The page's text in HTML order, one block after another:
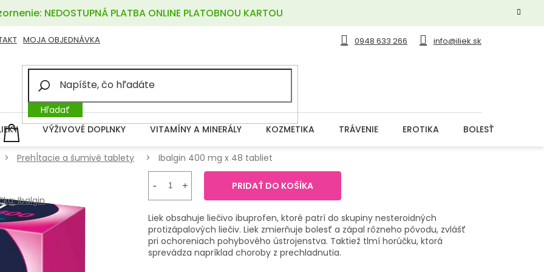
NEDOSTUPNÁ PLATBA ONLINE PLATOBNOU KARTOU
0948 633 266 info@iliek.sk
MOJA OBJEDNÁVKA
Hľadať
NÁKUPNÝ
KOŠÍK
VÝŽIVOVÉ DOPLNKY VITAMÍNY A MINERÁLY KOZMETIKA TRÁVENIE EROTIKA BOLESŤ
Prehĺtacie a šumivé tablety Ibalgin 400 mg x 48 tabliet
Ibalgin
PRIDAŤ DO KOŠÍKA
Liek obsahuje liečivo ibuprofen, ktoré patrí do skupiny nesteroidných
protizápalových liečiv. Liek zmierňuje bolesť a zápal rôzneho pôvodu, zvlášť
pri ochoreniach pohybového ústrojenstva. Taktiež tlmí horúčku, ktorá
sprevádza napríklad choroby z prechladnutia.